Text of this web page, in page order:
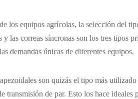
los equipos agrícolas, la selección del
y las correas síncronas son los tres tipos
demandas únicas de diferentes equipos.
son quizás el tipo más
transmisión de par. Esto los hace